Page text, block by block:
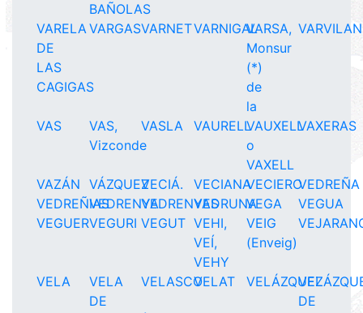
BAÑOLAS
VARELA
DE
LAS
CAGIGAS
VARGASVARNETVARNIGALVARSA,
Monsur
(*)
de
la
VAS
VAS,
Vizconde
VASLA VAURELLVAUXELL
o
VAXELL
VAXERAS
VAZÁN VÁZQUEZVECIÁ. VECIANAVECIEROVEDREÑA
VEDREÑIASVEDRENYAVEDRENYASVEDRUNAVEGA
VEGUA
VEGUERVEGURI VEGUT VEHI,
VEÍ,
VEHY
VEIG
(Enveig)
VELA
VELA
DE
VELASCOVELAT VELÁZQUEZ
DE